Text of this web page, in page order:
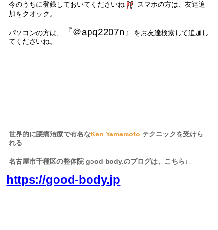
今のうちに登録しておいてくださいね
スマホの方は、友達追
加をクオック。
パソコンの方は、 『＠apq2207n』
をお友達検索して追加し
てくださいね。
世界的に腰痛治療で有名なKen Yamamoto テクニックを受けら
れる
名古屋市千種区の整体院 good body.のブログは、こちら↓↓
https://good-body.jp